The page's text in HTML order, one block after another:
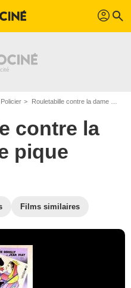
profil search
Rouletabille contre la dame de pique de Christian Chamborant
contre la
pique
Films similaires